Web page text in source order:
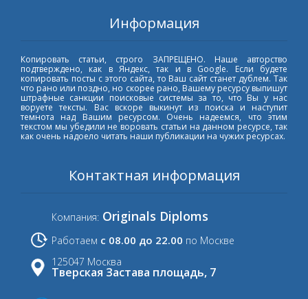
Информация
Копировать статьи, строго ЗАПРЕЩЕНО. Наше авторство
подтверждено, как в Яндекс, так и в Google. Если будете
копировать посты с этого сайта, то Ваш сайт станет дублем. Так
что рано или поздно, но скорее рано, Вашему ресурсу выпишут
штрафные санкции поисковые системы за то, что Вы у нас
воруете тексты. Вас вскоре выкинут из поиска и наступит
темнота над Вашим ресурсом. Очень надеемся, что этим
текстом мы убедили не воровать статьи на данном ресурсе, так
как очень надоело читать наши публикации на чужих ресурсах.
Контактная информация
Компания: Originals Diploms
Работаем с 08.00 до 22.00 по Москве
125047 Москва
Тверская Застава площадь, 7